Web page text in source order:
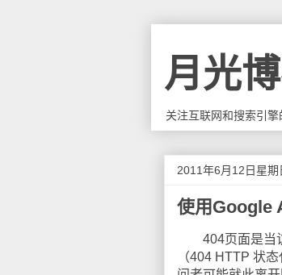
月光
关注互联网和搜索引
2011年6月12日星期
使用Google
404页面是当访
（404 HTTP 状